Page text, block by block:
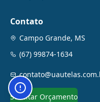
Contato
Campo Grande, MS
(67) 99874-1634
Solicitar Orçamento
Botão de